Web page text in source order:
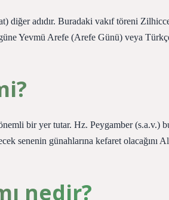
diğer adıdır. Buradaki vakıf töreni
Yevmü Arefe (Arefe Günü) veya
bir yer tutar. Hz. Peygamber (s.a.v.)
senenin günahlarına kefaret olacağını
nedir?